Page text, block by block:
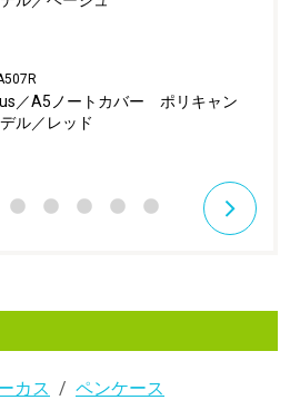
／A5ノートカバー ポリキャン
ル／レッド
カス ペンケース